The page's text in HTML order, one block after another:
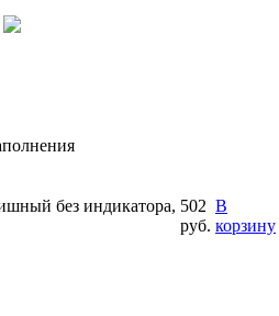
без индикатора, 502
руб.
В
корзину